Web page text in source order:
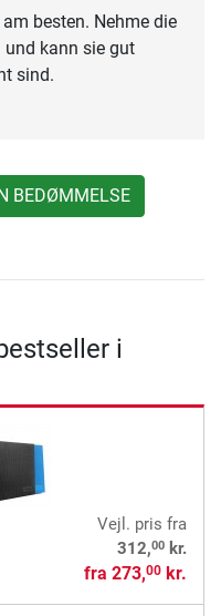
besten. Nehme die
und kann sie gut
sind.
BEDØMMELSE
i
Vejl. pris fra
312,00kr.
fra 273,00kr.